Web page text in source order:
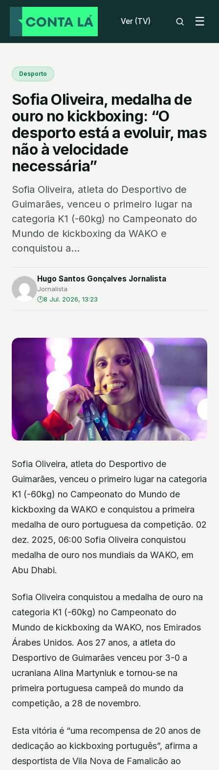
Ver (TV) ☰
Desporto
Sofia Oliveira, medalha de
ouro no kickboxing: “O
desporto está a evoluir, mas
não à velocidade
necessária”
Sofia Oliveira, atleta do Desportivo de
Guimarães, venceu o primeiro lugar na
categoria K1 (-60kg) no Campeonato do
Mundo de kickboxing da WAKO e
conquistou a...
Hugo Santos Gonçalves Jornalista
Jornalista
8 Jul. 2026, 13:23
Sofia Oliveira, atleta do Desportivo de
Guimarães, venceu o primeiro lugar na categoria
K1 (-60kg) no Campeonato do Mundo de
kickboxing da WAKO e conquistou a primeira
medalha de ouro portuguesa da competição. 02
dez. 2025, 06:00 Sofia Oliveira conquistou
medalha de ouro nos mundiais da WAKO, em
Abu Dhabi.
Sofia Oliveira conquistou a medalha de ouro na
categoria K1 (-60kg) no Campeonato do
Mundo de kickboxing da WAKO, nos Emirados
Árabes Unidos. Aos 27 anos, a atleta do
Desportivo de Guimarães venceu por 3-0 a
ucraniana Alina Martyniuk e tornou-se na
primeira portuguesa campeã do mundo da
competição, a 28 de novembro.
Esta vitória é “uma recompensa de 20 anos de
dedicação ao kickboxing português”, afirma a
desportista de Vila Nova de Famalicão ao